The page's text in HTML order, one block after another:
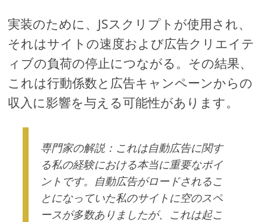
実装のために、JSスクリプトが使用され、
それはサイトの速度および広告クリエイテ
ィブの負荷の停止につながる。その結果、
これは行動係数と広告キャンペーンからの
収入に影響を与える可能性があります。
専門家の解説：これは自動広告に関す
る私の経験における本当に重要なポイ
ントです。自動広告がロードされるこ
とになっていた私のサイトに空のスペ
ースが多数ありましたが、これは起こ